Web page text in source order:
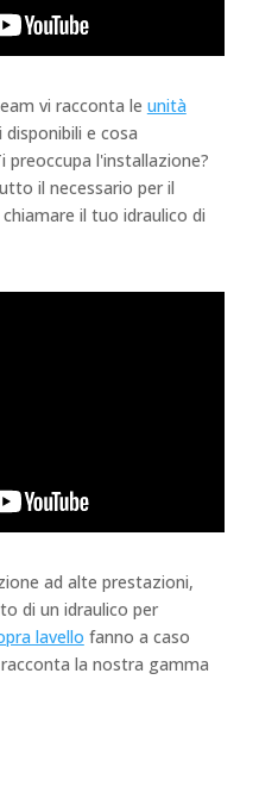
vi racconta le unità
disponibili e cosa
preoccupa l'installazione?
il necessario per il
il tuo idraulico di
ad alte prestazioni,
di un idraulico per
lavello fanno a caso
la nostra gamma